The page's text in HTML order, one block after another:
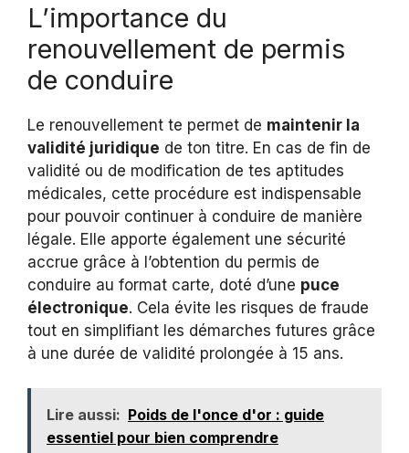
L’importance du
renouvellement de permis
de conduire
Le renouvellement te permet de maintenir la
validité juridique de ton titre. En cas de fin de
validité ou de modification de tes aptitudes
médicales, cette procédure est indispensable
pour pouvoir continuer à conduire de manière
légale. Elle apporte également une sécurité
accrue grâce à l’obtention du permis de
conduire au format carte, doté d’une puce
électronique. Cela évite les risques de fraude
tout en simplifiant les démarches futures grâce
à une durée de validité prolongée à 15 ans.
Lire aussi: Poids de l'once d'or : guide
essentiel pour bien comprendre